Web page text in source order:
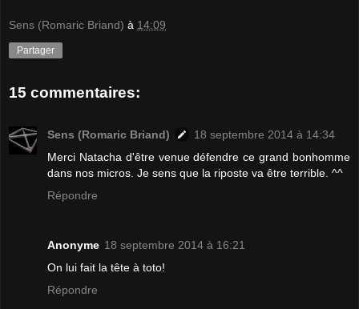
Sens (Romaric Briand) à 14:09
Partager
15 commentaires:
Sens (Romaric Briand)
18 septembre 2014 à 14:34
Merci Natacha d'être venue défendre ce grand bonhomme
dans nos micros. Je sens que la riposte va être terrible. ^^
Répondre
Anonyme 18 septembre 2014 à 16:21
On lui fait la tête à toto!
Répondre